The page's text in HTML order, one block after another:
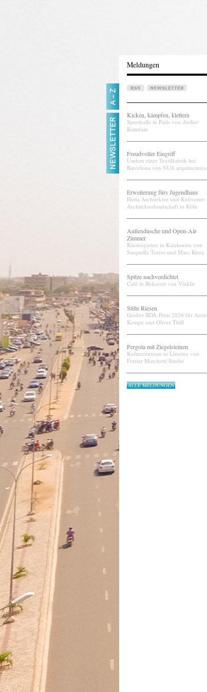
Meldungen
Kicken, kämpfen, klettern
Sporthalle in Paris von Atelier
Ramdam
Freudvoller Eingriff
Umbau einer Textilfabrik bei
Barcelona von NUA arquitectures
Erweiterung fürs Jugendhaus
Hutta Architektur und Knüvener
Architekturlandschaft in Köln
Außendusche und Open-Air-
Zimmer
Kindergarten in Katalonien von
Sarquella Torres und Marc Riera
Spitze nachverdichtet
Café in Bukarest von Vinklu
Stille Riesen
Großer BDA-Preis 2026 für
Kempe und Oliver Thill
Pergola mit Ziegelsteinen
Kulturzentrum in Limoux von
Ferrier Marchetti Studio
ALLE MELDUNGEN